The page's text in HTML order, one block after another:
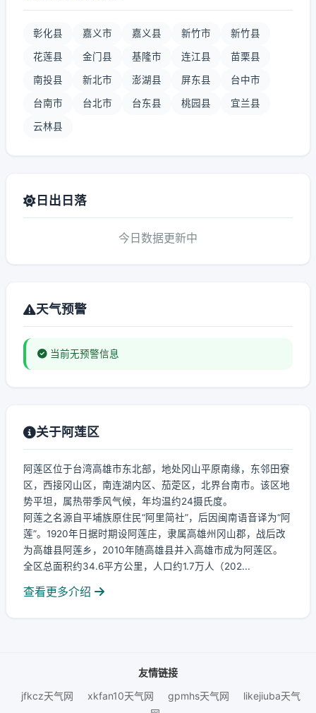
彰化县 嘉义市 嘉义县 新竹市 新竹县
花莲县 金门县 基隆市 连江县 苗栗县
南投县 新北市 澎湖县 屏东县 台中市
台南市 台北市 台东县 桃园县 宜兰县
云林县
日出日落
今日数据更新中
天气预警
当前无预警信息
关于阿莲区
阿莲区位于台湾高雄市东北部，地处冈山平原南缘，东邻田寮
区，西接冈山区，南连湖内区、茄萣区，北界台南市。该区地
势平坦，属热带季风气候，年均温约24摄氏度。
阿莲之名源自平埔族原住民“阿里简社”，后因闽南语音译为“阿
莲”。1920年日据时期设阿莲庄，隶属高雄州冈山郡，战后改
为高雄县阿莲乡，2010年随高雄县并入高雄市成为阿莲区。
全区总面积约34.6平方公里，人口约1.7万人（202...
查看更多介绍
友情链接
jfkcz天气网
xkfan10天气网 gpmhs天气网
likejiuba天气